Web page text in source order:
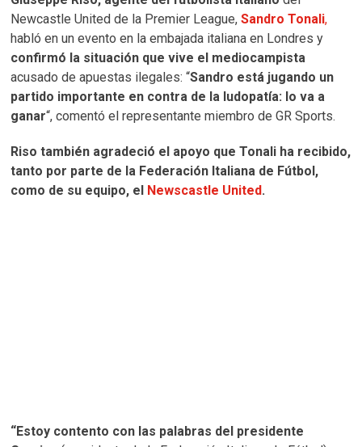
Newcastle United de la Premier League,Sandro Tonali,
habló en un evento en la embajada italiana en Londres y
confirmó la situación que vive el mediocampista
acusado de apuestas ilegales: “Sandro está jugando un
partido importante en contra de la ludopatía: lo va a
ganar“, comentó el representante miembro de GR Sports.
Riso también agradeció el apoyo que Tonali ha recibido,
tanto por parte de la Federación Italiana de Fútbol,
como de su equipo, el Newscastle United.
“Estoy contento con las palabras del presidente